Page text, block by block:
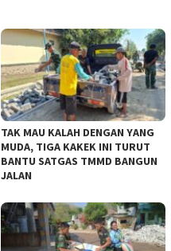
TAK MAU KALAH DENGAN YANG
MUDA, TIGA KAKEK INI TURUT
BANTU SATGAS TMMD BANGUN
JALAN